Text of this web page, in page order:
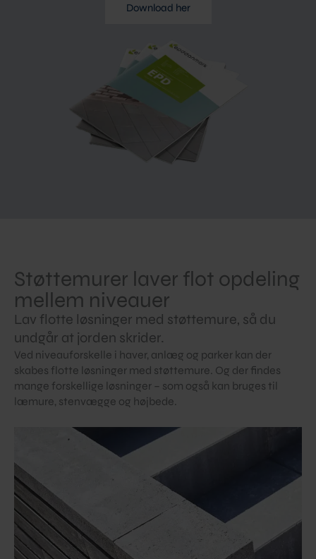
Download her
Støttemurer laver flot opdeling
mellem niveauer
Lav flotte løsninger med støttemure, så du
undgår at jorden skrider.
Ved niveauforskelle i haver, anlæg og parker kan der
skabes flotte løsninger med støttemure. Og der findes
mange forskellige løsninger – som også kan bruges til
læmure, stenvægge og højbede.